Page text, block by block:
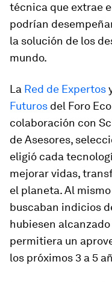
técnica que extrae
podrían
la solución de los
mundo.
La Red de Expertos
Futuros del Foro
colaboración con
de Asesores,
eligió cada
mejorar vidas,
el planeta. Al
buscaban indicios
hubiesen
permitiera un
los próximos 3 a 5